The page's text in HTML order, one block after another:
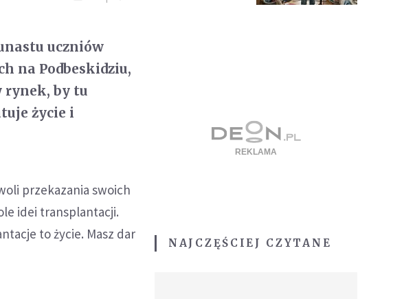
uczniów
na Podbeskidziu,
rynek, by tu
życie i
przekazania swoich
idei transplantacji.
to życie. Masz dar
NAJCZĘŚCIEJ CZYTANE